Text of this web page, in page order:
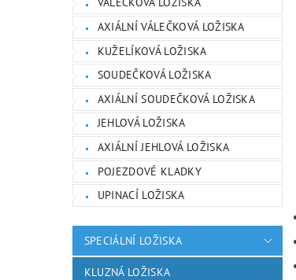
AXIÁLNÍ VÁLEČKOVÁ LOŽISKA
KUŽELÍKOVÁ LOŽISKA
SOUDEČKOVÁ LOŽISKA
AXIÁLNÍ SOUDEČKOVÁ LOŽISKA
JEHLOVÁ LOŽISKA
AXIÁLNÍ JEHLOVÁ LOŽISKA
POJEZDOVÉ KLADKY
UPINACÍ LOŽISKA
SPECIÁLNÍ LOŽISKA
KLUZNÁ LOŽISKA